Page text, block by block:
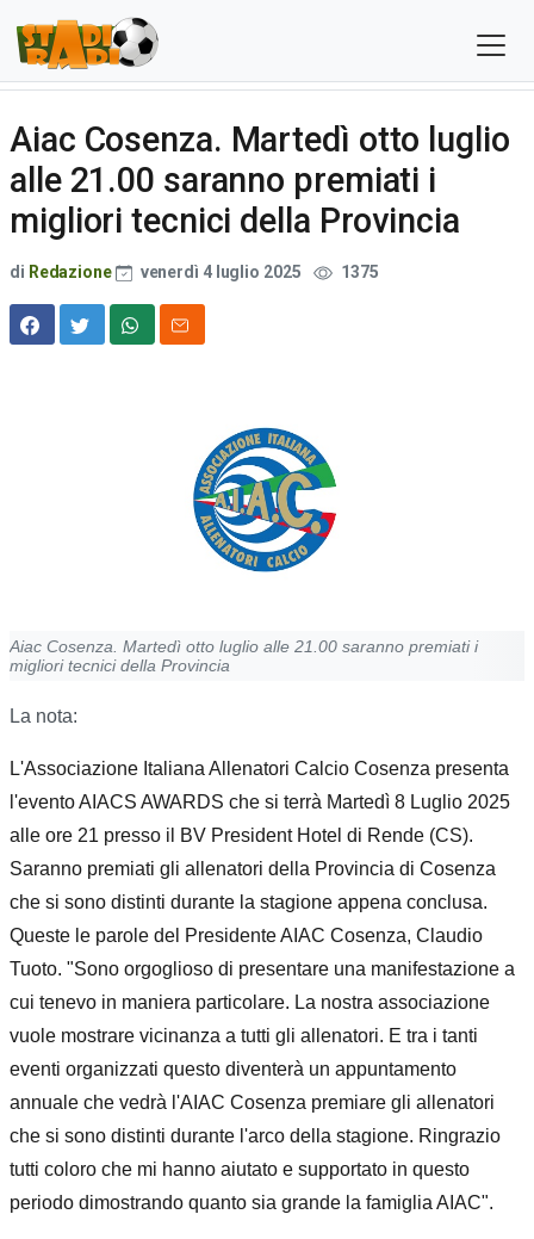
Aiac Cosenza. Martedì otto luglio
alle 21.00 saranno premiati i
migliori tecnici della Provincia
di Redazione venerdì 4 luglio 2025 1375
Aiac Cosenza. Martedì otto luglio alle 21.00 saranno premiati i
migliori tecnici della Provincia
La nota:
L'Associazione Italiana Allenatori Calcio Cosenza presenta
l'evento AIACS AWARDS che si terrà Martedì 8 Luglio 2025
alle ore 21 presso il BV President Hotel di Rende (CS).
Saranno premiati gli allenatori della Provincia di Cosenza
che si sono distinti durante la stagione appena conclusa.
Queste le parole del Presidente AIAC Cosenza, Claudio
Tuoto. "Sono orgoglioso di presentare una manifestazione a
cui tenevo in maniera particolare. La nostra associazione
vuole mostrare vicinanza a tutti gli allenatori. E tra i tanti
eventi organizzati questo diventerà un appuntamento
annuale che vedrà l'AIAC Cosenza premiare gli allenatori
che si sono distinti durante l'arco della stagione. Ringrazio
tutti coloro che mi hanno aiutato e supportato in questo
periodo dimostrando quanto sia grande la famiglia AIAC".